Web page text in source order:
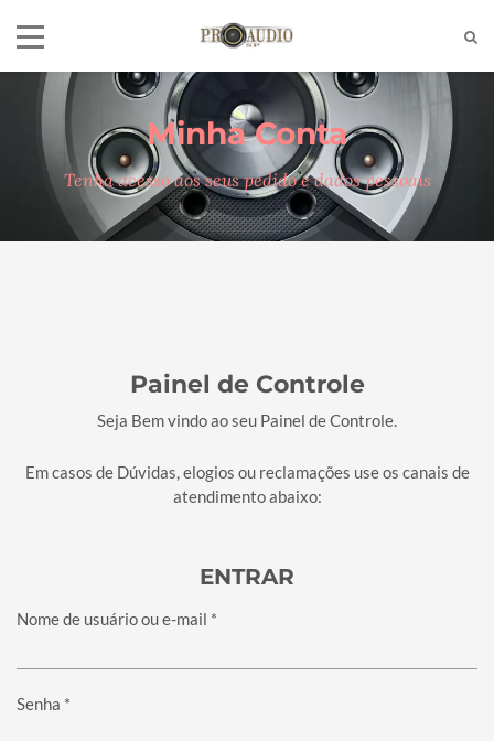
Tel:(11)2772-4709/2581-6347
E-mail:suporte@proaudiosp.com.br
End:A. Kumaki Aoki, 630 - Jd. Helena
- SP
Minha Conta
Tenha acesso aos seus pedido e dados pessoais
Painel de Controle
Seja Bem vindo ao seu Painel de Controle.
Em casos de Dúvidas, elogios ou reclamações use os canais de
atendimento abaixo:
ENTRAR
Nome de usuário ou e-mail *
Senha *